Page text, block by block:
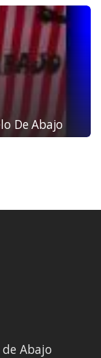
De Abajo
Abajo